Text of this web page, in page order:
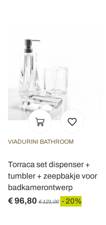
VIADURINI BATHROOM
Torraca set dispenser +
tumbler + zeepbakje voor
badkamerontwerp
€ 96,80 € 121,00 - 20%